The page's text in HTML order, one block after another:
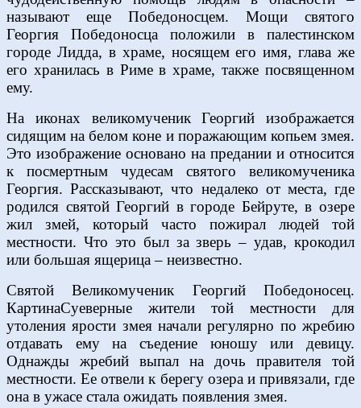
называют еще Победоносцем. Мощи святого
Георгия Победоносца положили в палестинском
городе Лидда, в храме, носящем его имя, глава же
его хранилась в Риме в храме, также посвященном
ему.
На иконах великомученик Георгий изображается
сидящим на белом коне и поражающим копьем змея.
Это изображение основано на предании и относится
к посмертным чудесам святого великомученика
Георгия. Рассказывают, что недалеко от места, где
родился святой Георгий в городе Бейруте, в озере
жил змей, который часто пожирал людей той
местности. Что это был за зверь – удав, крокодил
или большая ящерица – неизвестно.
Святой Великомученик Георгий Победоносец.
КартинаСуеверные жители той местности для
утоления ярости змея начали регулярно по жребию
отдавать ему на съедение юношу или девицу.
Однажды жребий выпал на дочь правителя той
местности. Ее отвели к берегу озера и привязали, где
она в ужасе стала ожидать появления змея.